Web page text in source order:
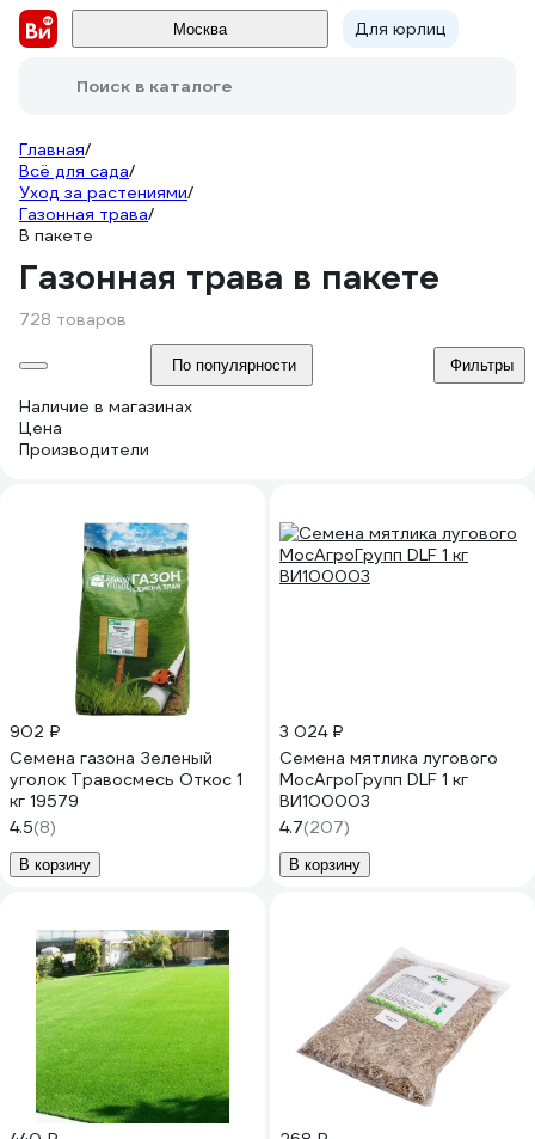
Москва Для юрлиц
Поиск в каталоге
Главная/
Всё для сада/
Уход за растениями/
Газонная трава/
В пакете
Газонная трава в пакете
728 товаров
По популярности Фильтры
Наличие в магазинах
Цена
Производители
902 ₽
Семена газона Зеленый
уголок Травосмесь Откос 1
кг 19579
4.5(8)
В корзину
3 024 ₽
Семена мятлика лугового
МосАгроГрупп DLF 1 кг
ВИ100003
4.7(207)
В корзину